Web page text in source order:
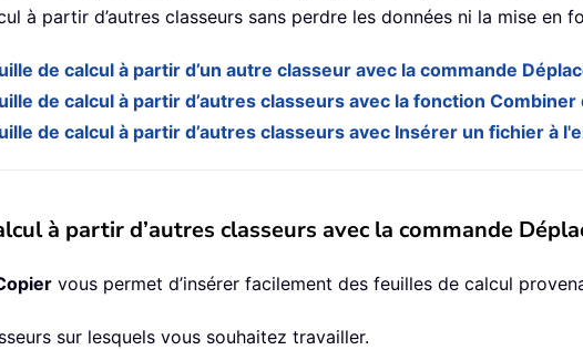
à partir d’autres classeurs sans perdre les données ni la mise en
de calcul à partir d’un autre classeur avec la commande
de calcul à partir d’autres classeurs avec la fonction Combiner
de calcul à partir d’autres classeurs avec Insérer un fichier à
à partir d’autres classeurs avec la commande
vous permet d’insérer facilement des feuilles de calcul
sur lesquels vous souhaitez travailler.